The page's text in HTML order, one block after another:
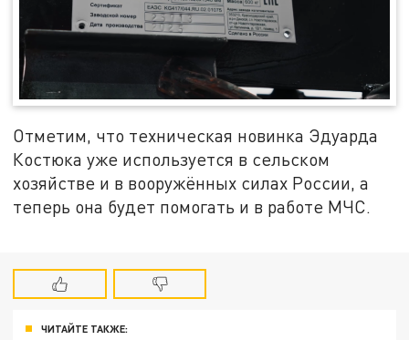
Отметим, что техническая новинка Эдуарда
Костюка уже используется в сельском
хозяйстве и в вооружённых силах России, а
теперь она будет помогать и в работе МЧС.
ЧИТАЙТЕ ТАКЖЕ: